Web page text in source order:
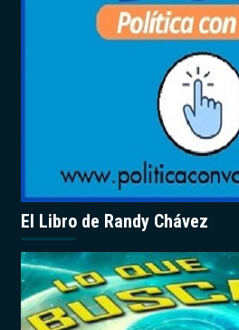
El Libro de Randy Chávez